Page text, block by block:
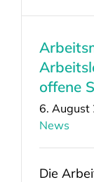
offene
6. August
News
Die